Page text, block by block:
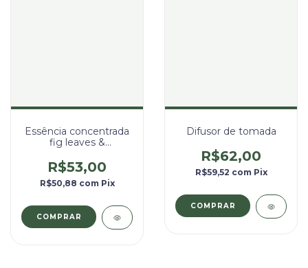
Essência concentrada
fig leaves &
R$53,00
R$50,88 com Pix
Difusor de tomada
R$62,00
R$59,52 com Pix